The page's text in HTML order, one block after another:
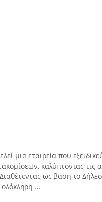
μια εταιρεία που
καλύπτοντας τις
ως βάση το
...